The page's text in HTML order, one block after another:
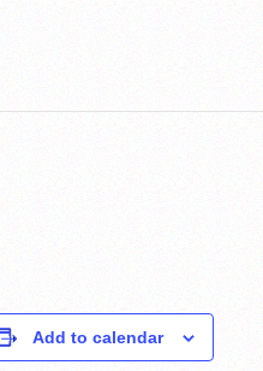
Add to calendar